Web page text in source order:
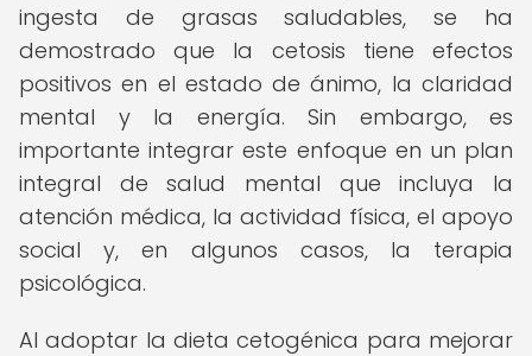
ingesta de grasas saludables, se ha
demostrado que la cetosis tiene efectos
positivos en el estado de ánimo, la claridad
mental y la energía. Sin embargo, es
importante integrar este enfoque en un plan
integral de salud mental que incluya la
atención médica, la actividad física, el apoyo
social y, en algunos casos, la terapia
psicológica.
Al adoptar la dieta cetogénica para mejorar